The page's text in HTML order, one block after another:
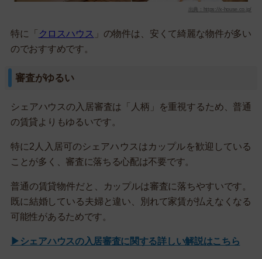
出典：https://x-house.co.jp/
特に「 クロスハウス 」の物件は、安くて綺麗な物件が多い
のでおすすめです。
審査がゆるい
シェアハウスの入居審査は「人柄」を重視するため、普通
の賃貸よりもゆるいです。
特に2人入居可のシェアハウスはカップルを歓迎している
ことが多く、審査に落ちる心配は不要です。
普通の賃貸物件だと、カップルは審査に落ちやすいです。
既に結婚している夫婦と違い、別れて家賃が払えなくなる
可能性があるためです。
▶シェアハウスの入居審査に関する詳しい解説はこちら